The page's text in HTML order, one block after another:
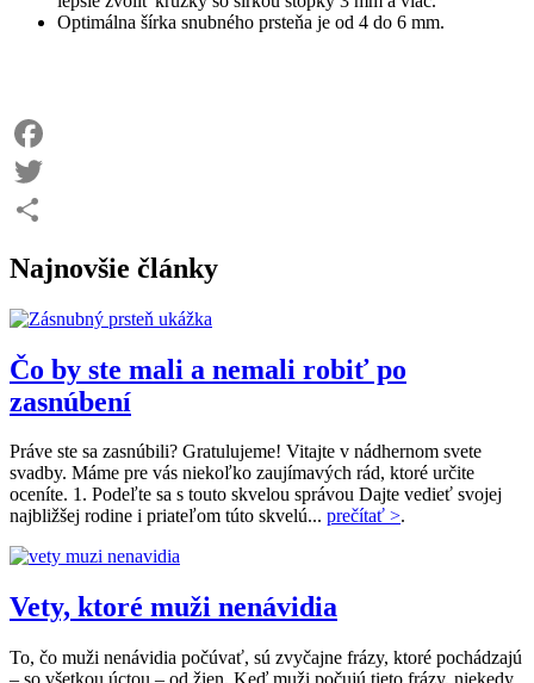
Optimálna šírka snubného prsteňa je od 4 do 6 mm.
Facebook
Twitter
Najnovšie články
Čo by ste mali a nemali robiť po
zasnúbení
Práve ste sa zasnúbili? Gratulujeme! Vitajte v nádhernom svete
svadby. Máme pre vás niekoľko zaujímavých rád, ktoré určite
oceníte. 1. Podeľte sa s touto skvelou správou Dajte vedieť svojej
najbližšej rodine i priateľom túto skvelú... prečítať >.
Vety, ktoré muži nenávidia
To, čo muži nenávidia počúvať, sú zvyčajne frázy, ktoré pochádzajú